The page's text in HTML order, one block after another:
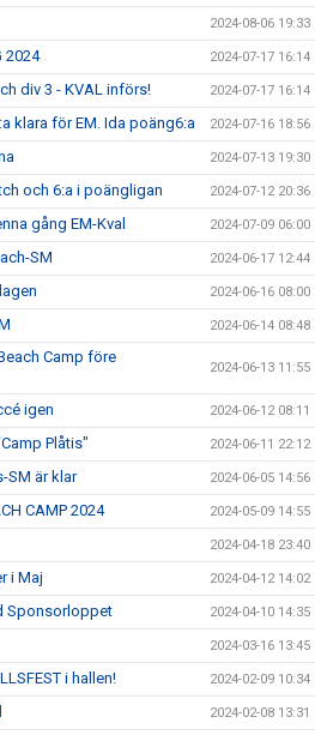
2024-08-06 19:33
2024 2024-07-17 16:14
div 3 - KVAL införs! 2024-07-17 16:14
klara för EM. Ida poäng6:a 2024-07-16 18:56
2024-07-13 19:30
och 6:a i poängligan 2024-07-12 20:36
gång EM-Kval 2024-07-09 06:00
SM 2024-06-17 12:44
2024-06-16 08:00
2024-06-14 08:48
Camp före
2024-06-13 11:55
igen 2024-06-12 08:11
Plåtis" 2024-06-11 22:12
SM är klar 2024-06-05 14:56
CAMP 2024 2024-05-09 14:55
2024-04-18 23:40
i Maj 2024-04-12 14:02
Sponsorloppet 2024-04-10 14:35
2024-03-16 13:45
i hallen! 2024-02-09 10:34
2024-02-08 13:31